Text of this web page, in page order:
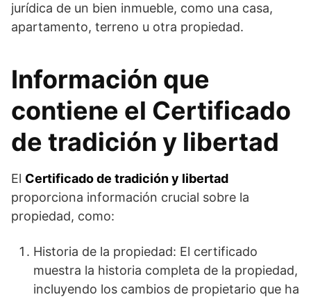
jurídica de un bien inmueble, como una casa,
apartamento, terreno u otra propiedad.
Información que
contiene el Certificado
de tradición y libertad
El Certificado de tradición y libertad
proporciona información crucial sobre la
propiedad, como:
Historia de la propiedad: El certificado
muestra la historia completa de la propiedad,
incluyendo los cambios de propietario que ha